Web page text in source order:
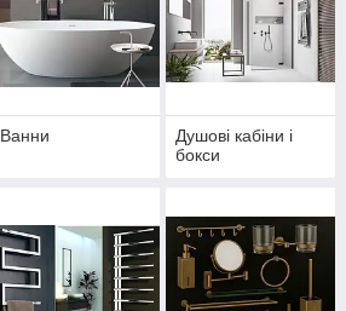
Ванни
Душові кабіни і
бокси